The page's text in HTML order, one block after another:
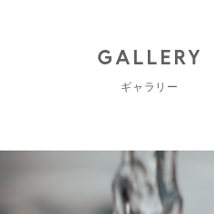
GALLERY
ギャラリー